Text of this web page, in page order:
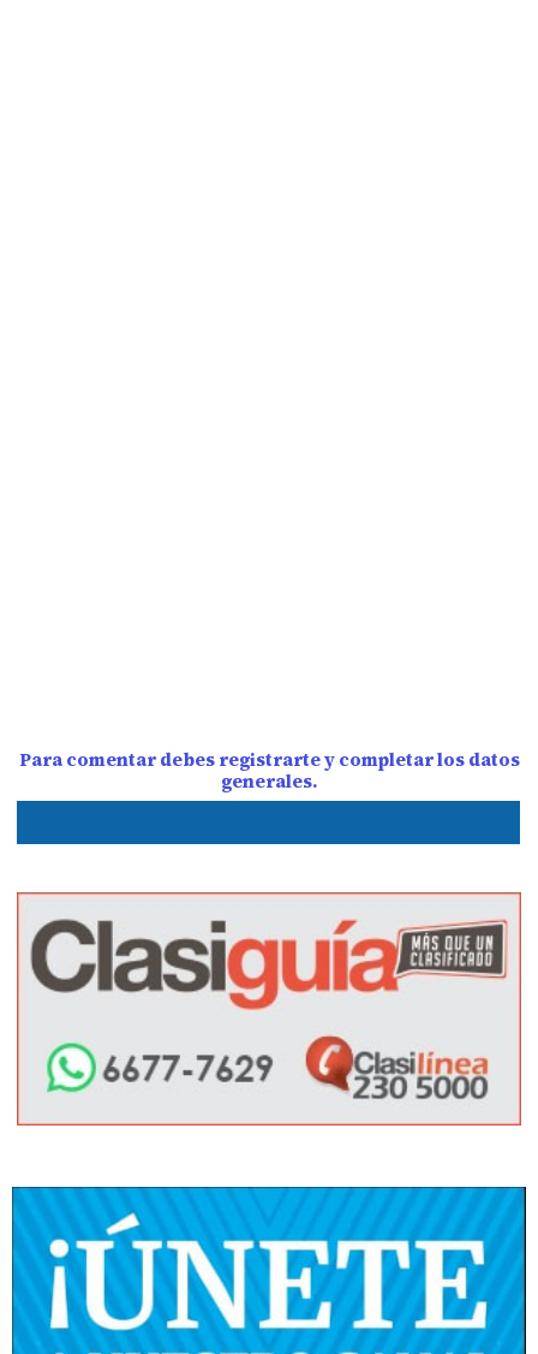
Para comentar debes registrarte y completar los datos
generales.